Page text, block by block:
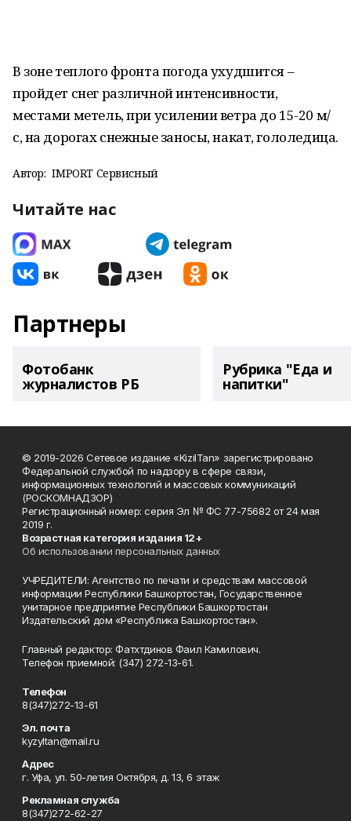
В зоне теплого фронта погода ухудшится –
пройдет снег различной интенсивности,
местами метель, при усилении ветра до 15-20 м/
с, на дорогах снежные заносы, накат, гололедица.
Автор: IMPORT Сервисный
Читайте нас
Партнеры
Фотобанк
журналистов РБ
Рубрика "Еда и
напитки"
© 2019-2026 Сетевое издание «KizilTan» зарегистрировано
Федеральной службой по надзору в сфере связи,
информационных технологий и массовых коммуникаций
(РОСКОМНАДЗОР)
Регистрационный номер: серия Эл № ФС 77-75682 от 24 мая
2019 г.
Возрастная категория издания 12+
Об использовании персональных данных
УЧРЕДИТЕЛИ: Агентство по печати и средствам массовой
информации Республики Башкортостан, Государственное
унитарное предприятие Республики Башкортостан
Издательский дом «Республика Башкортостан».
Главный редактор: Фатхтдинов Фаил Камилович.
Телефон приемной: (347) 272-13-61.
Телефон
8(347)272-13-61
Эл. почта
kyzyltan@mail.ru
Адрес
г. Уфа, ул. 50-летия Октября, д. 13, 6 этаж
Рекламная служба
8(347)272-62-27